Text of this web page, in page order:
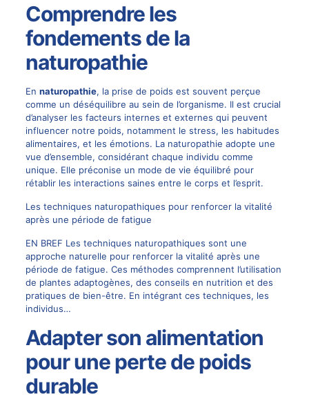
Comprendre les
fondements de la
naturopathie
En naturopathie, la prise de poids est souvent perçue
comme un déséquilibre au sein de l’organisme. Il est crucial
d’analyser les facteurs internes et externes qui peuvent
influencer notre poids, notamment le stress, les habitudes
alimentaires, et les émotions. La naturopathie adopte une
vue d’ensemble, considérant chaque individu comme
unique. Elle préconise un mode de vie équilibré pour
rétablir les interactions saines entre le corps et l’esprit.
Les techniques naturopathiques pour renforcer la vitalité
après une période de fatigue
EN BREF Les techniques naturopathiques sont une
approche naturelle pour renforcer la vitalité après une
période de fatigue. Ces méthodes comprennent l’utilisation
de plantes adaptogènes, des conseils en nutrition et des
pratiques de bien-être. En intégrant ces techniques, les
individus…
Adapter son alimentation
pour une perte de poids
durable